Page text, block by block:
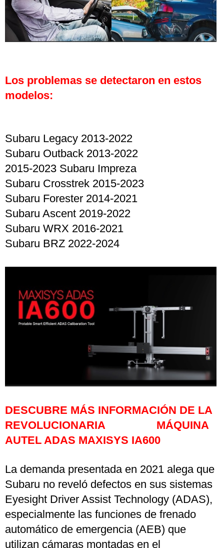
Los problemas se detectaron en estos
modelos:
Subaru Legacy 2013-2022
Subaru Outback 2013-2022
2015-2023 Subaru Impreza
Subaru Crosstrek 2015-2023
Subaru Forester 2014-2021
Subaru Ascent 2019-2022
Subaru WRX 2016-2021
Subaru BRZ 2022-2024
DESCUBRE MÁS INFORMACIÓN DE LA
REVOLUCIONARIA MÁQUINA
AUTEL ADAS MAXISYS IA600
La demanda presentada en 2021 alega que
Subaru no reveló defectos en sus sistemas
Eyesight Driver Assist Technology (ADAS),
especialmente las funciones de frenado
automático de emergencia (AEB) que
utilizan cámaras montadas en el